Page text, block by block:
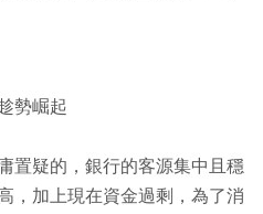
勢崛起
置疑的，銀行的客源集中且穩
，加上現在資金過剩，為了消